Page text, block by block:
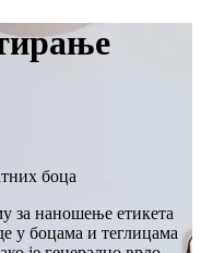
боца
наношење етикета
у боцама и теглицама